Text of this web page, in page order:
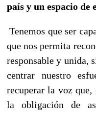
país y un espacio de
Tenemos que ser
que nos permita
responsable y unida,
centrar nuestro
recuperar la voz
la obligación de